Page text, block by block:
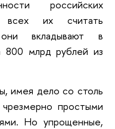
российских
их считать
вкладывают в
800 млрд рублей из
имея дело со столь
простыми
Но упрощенные,